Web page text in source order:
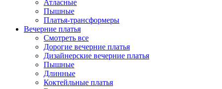
Атласные
Пышные
Платья-трансформеры
Вечерние платья
Смотреть все
Дорогие вечерние платья
Дизайнерские вечерние платья
Пышные
Длинные
Коктейльные платья